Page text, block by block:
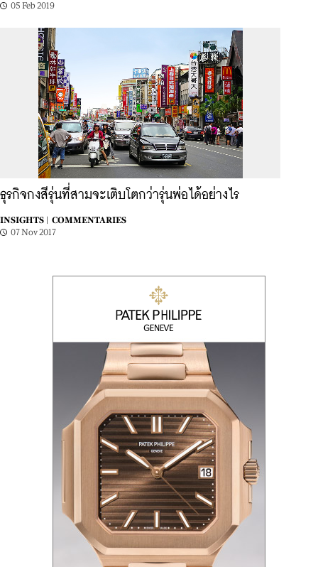
05 Feb 2019
ธุรกิจกงสีรุ่นที่สามจะเติบโตกว่ารุ่นพ่อได้อย่างไร
INSIGHTS |
COMMENTARIES
07 Nov 2017